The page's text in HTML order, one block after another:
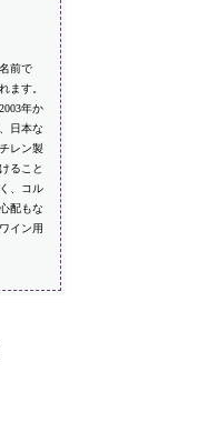
前で
ます。
年か
日本な
レン製
ること
、コル
配もな
イン用